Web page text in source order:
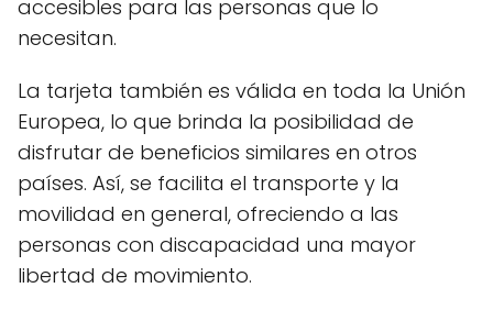
accesibles para las personas que lo
necesitan.
La tarjeta también es válida en toda la Unión
Europea, lo que brinda la posibilidad de
disfrutar de beneficios similares en otros
países. Así, se facilita el transporte y la
movilidad en general, ofreciendo a las
personas con discapacidad una mayor
libertad de movimiento.